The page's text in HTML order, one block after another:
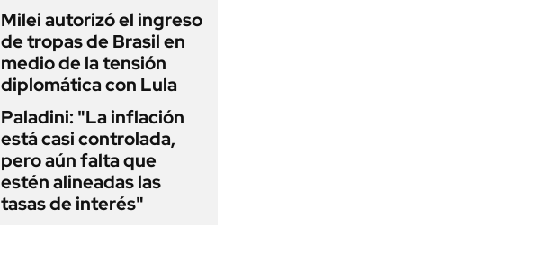
Milei autorizó el ingreso
de tropas de Brasil en
medio de la tensión
diplomática con Lula
Paladini: "La inflación
está casi controlada,
pero aún falta que
estén alineadas las
tasas de interés"